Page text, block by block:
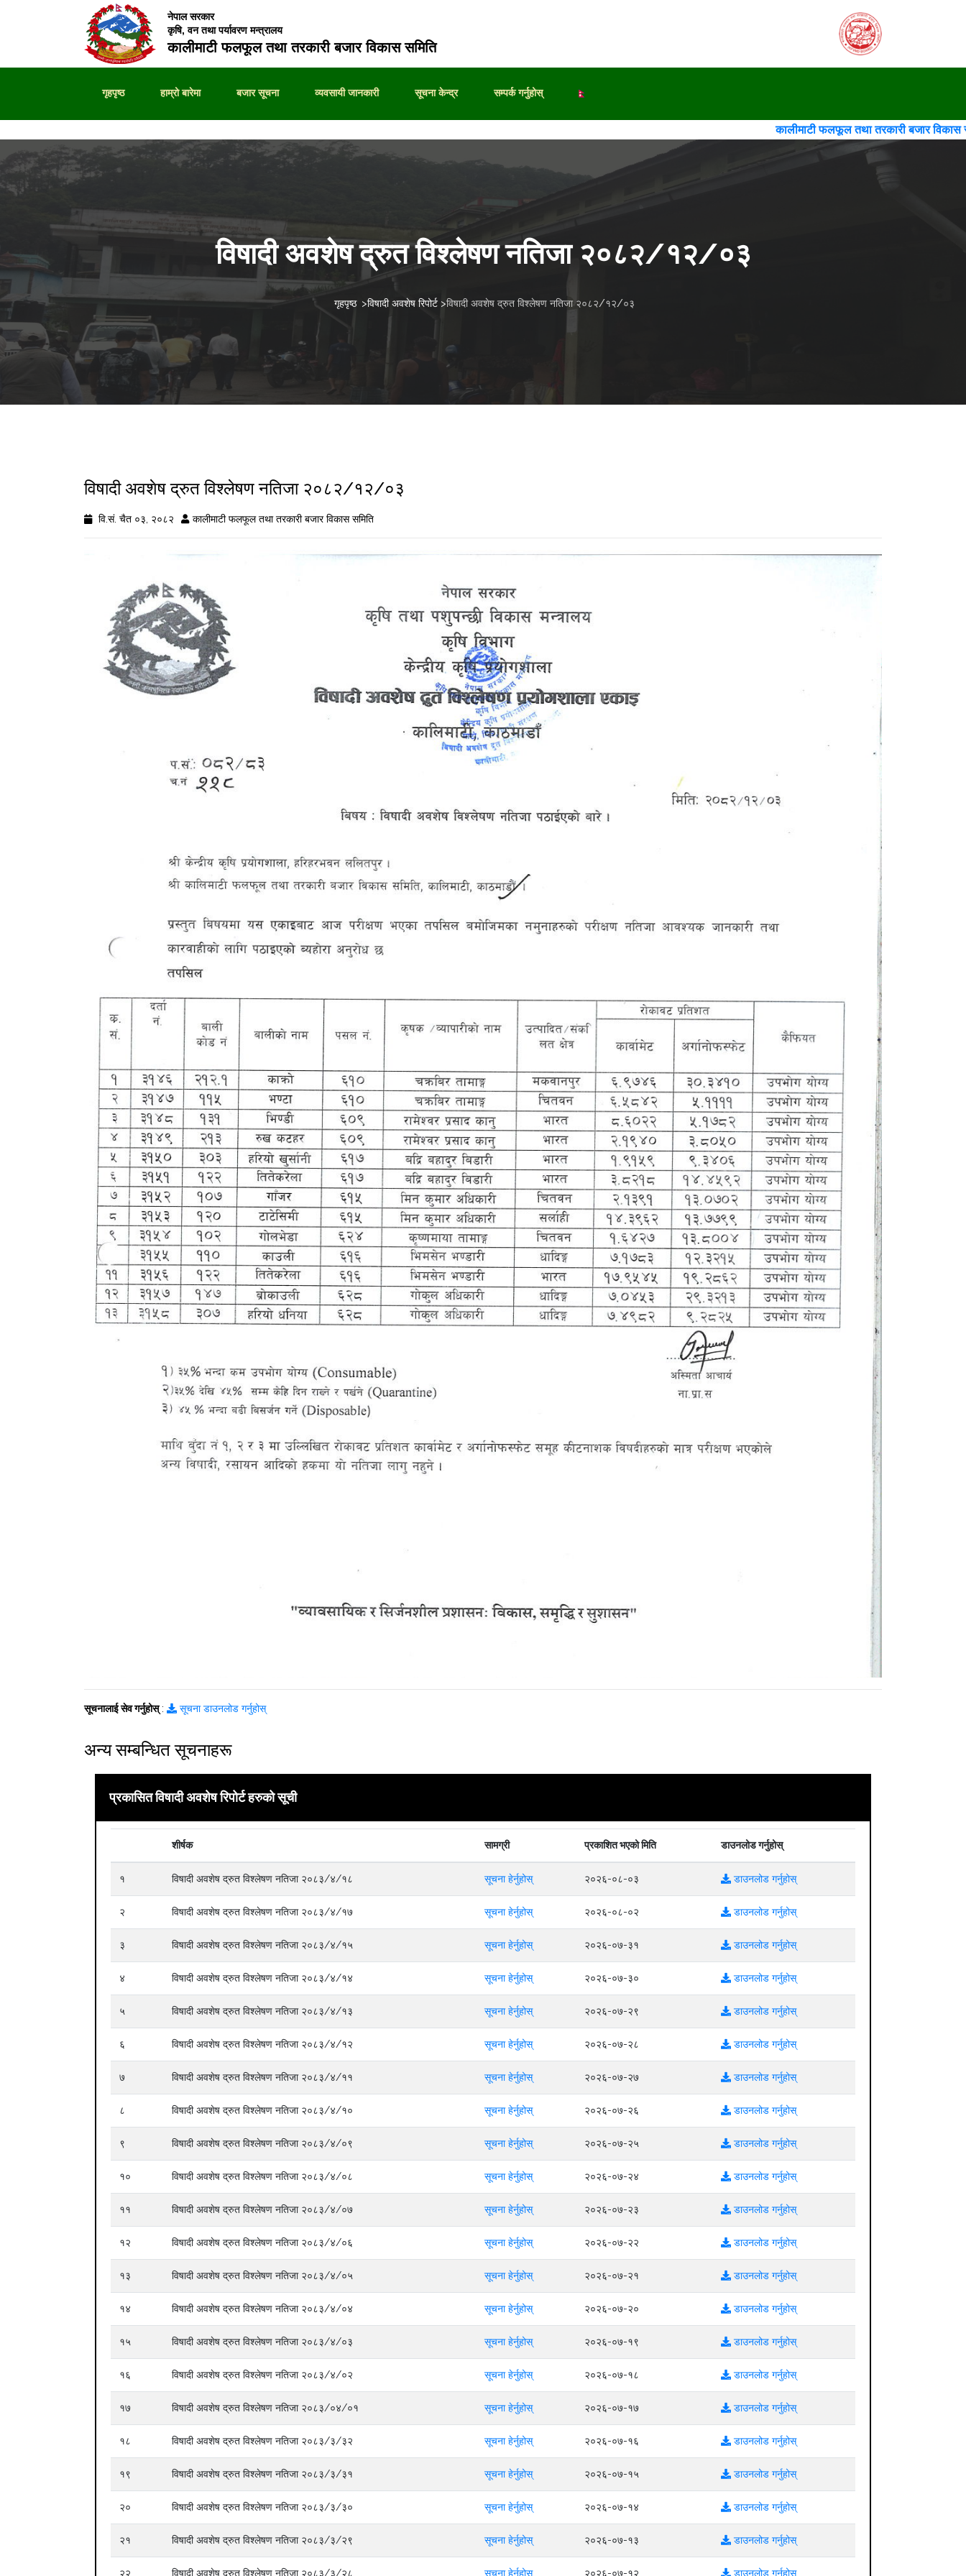
नेपाल सरकार
कृषि, वन तथा पर्यावरण मन्त्रालय
कालीमाटी फलफूल तथा तरकारी बजार विकास समिति
गृहपृष्ठ हाम्रो बारेमा बजार सूचना व्यवसायी जानकारी सूचना केन्द्र सम्पर्क गर्नुहोस्
कालीमाटी फलफूल तथा तरकारी बजार विकास
विषादी अवशेष द्रुत विश्लेषण नतिजा २०८२/१२/०३
गृहपृष्ठ >विषादी अवशेष रिपोर्ट>विषादी अवशेष द्रुत विश्लेषण नतिजा २०८२/१२/०३
विषादी अवशेष द्रुत विश्लेषण नतिजा २०८२/१२/०३
वि.सं. चैत ०३, २०८२ कालीमाटी फलफूल तथा तरकारी बजार विकास समिति
सूचनालाई सेव गर्नुहोस्: सूचना डाउनलोड गर्नुहोस्
अन्य सम्बन्धित सूचनाहरू
प्रकासित विषादी अवशेष रिपोर्ट हरुको सूची
शीर्षक सामग्री प्रकाशित भएको मिति डाउनलोड गर्नुहोस्
१ विषादी अवशेष द्रुत विश्लेषण नतिजा २०८३/४/१८ सूचना हेर्नुहोस् २०२६-०८-०३ डाउनलोड गर्नुहोस्
२ विषादी अवशेष द्रुत विश्लेषण नतिजा २०८३/४/१७ सूचना हेर्नुहोस् २०२६-०८-०२ डाउनलोड गर्नुहोस्
३ विषादी अवशेष द्रुत विश्लेषण नतिजा २०८३/४/१५ सूचना हेर्नुहोस् २०२६-०७-३१ डाउनलोड गर्नुहोस्
४ विषादी अवशेष द्रुत विश्लेषण नतिजा २०८३/४/१४ सूचना हेर्नुहोस् २०२६-०७-३० डाउनलोड गर्नुहोस्
५ विषादी अवशेष द्रुत विश्लेषण नतिजा २०८३/४/१३ सूचना हेर्नुहोस् २०२६-०७-२९ डाउनलोड गर्नुहोस्
६ विषादी अवशेष द्रुत विश्लेषण नतिजा २०८३/४/१२ सूचना हेर्नुहोस् २०२६-०७-२८ डाउनलोड गर्नुहोस्
७ विषादी अवशेष द्रुत विश्लेषण नतिजा २०८३/४/११ सूचना हेर्नुहोस् २०२६-०७-२७ डाउनलोड गर्नुहोस्
८ विषादी अवशेष द्रुत विश्लेषण नतिजा २०८३/४/१० सूचना हेर्नुहोस् २०२६-०७-२६ डाउनलोड गर्नुहोस्
९ विषादी अवशेष द्रुत विश्लेषण नतिजा २०८३/४/०९ सूचना हेर्नुहोस् २०२६-०७-२५ डाउनलोड गर्नुहोस्
१० विषादी अवशेष द्रुत विश्लेषण नतिजा २०८३/४/०८ सूचना हेर्नुहोस् २०२६-०७-२४ डाउनलोड गर्नुहोस्
११ विषादी अवशेष द्रुत विश्लेषण नतिजा २०८३/४/०७ सूचना हेर्नुहोस् २०२६-०७-२३ डाउनलोड गर्नुहोस्
१२ विषादी अवशेष द्रुत विश्लेषण नतिजा २०८३/४/०६ सूचना हेर्नुहोस् २०२६-०७-२२ डाउनलोड गर्नुहोस्
१३ विषादी अवशेष द्रुत विश्लेषण नतिजा २०८३/४/०५ सूचना हेर्नुहोस् २०२६-०७-२१ डाउनलोड गर्नुहोस्
१४ विषादी अवशेष द्रुत विश्लेषण नतिजा २०८३/४/०४ सूचना हेर्नुहोस् २०२६-०७-२० डाउनलोड गर्नुहोस्
१५ विषादी अवशेष द्रुत विश्लेषण नतिजा २०८३/४/०३ सूचना हेर्नुहोस् २०२६-०७-१९ डाउनलोड गर्नुहोस्
१६ विषादी अवशेष द्रुत विश्लेषण नतिजा २०८३/४/०२ सूचना हेर्नुहोस् २०२६-०७-१८ डाउनलोड गर्नुहोस्
१७ विषादी अवशेष द्रुत विश्लेषण नतिजा २०८३/०४/०१ सूचना हेर्नुहोस् २०२६-०७-१७ डाउनलोड गर्नुहोस्
१८ विषादी अवशेष द्रुत विश्लेषण नतिजा २०८३/३/३२ सूचना हेर्नुहोस् २०२६-०७-१६ डाउनलोड गर्नुहोस्
१९ विषादी अवशेष द्रुत विश्लेषण नतिजा २०८३/३/३१ सूचना हेर्नुहोस् २०२६-०७-१५ डाउनलोड गर्नुहोस्
२० विषादी अवशेष द्रुत विश्लेषण नतिजा २०८३/३/३० सूचना हेर्नुहोस् २०२६-०७-१४ डाउनलोड गर्नुहोस्
२१ विषादी अवशेष द्रुत विश्लेषण नतिजा २०८३/३/२९ सूचना हेर्नुहोस् २०२६-०७-१३ डाउनलोड गर्नुहोस्
२२ विषादी अवशेष द्रुत विश्लेषण नतिजा २०८३/३/२८ सूचना हेर्नुहोस् २०२६-०७-१२ डाउनलोड गर्नुहोस्